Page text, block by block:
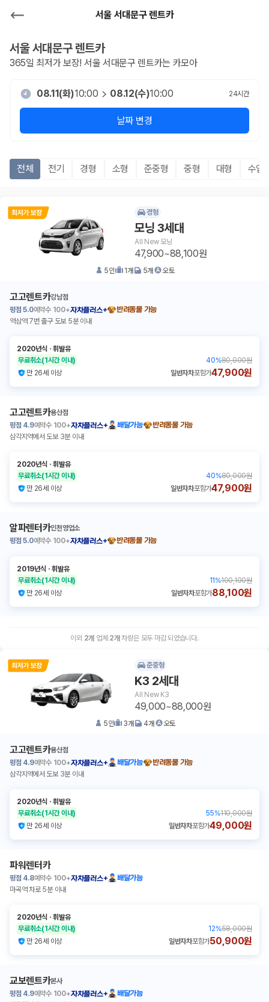
서울 서대문구 렌트카
서울 서대문구렌트카
365일 최저가 보장! 서울 서대문구 렌트카는 카모아
08.11(화)10:00 08.12(수)10:00 24시간
날짜 변경
전체 전기 경형 소형 준중형 중형 대형 수입
경형
모닝 3세대
All New 모닝
47,900~88,100원
5인 1개 5개 오토
고고렌트카강남점
평점 5.0예약수 100+자차플러스+
반려동물 가능
역삼역 7번 출구 도보 5분 이내
2020년식 ㆍ휘발유
무료취소(1시간 이내) 40%80,000원
만 26세 이상
일반자차포함가47,900원
고고렌트카용산점
평점 4.9예약수 100+자차플러스+ 배달가능
반려동물 가능
삼각지역에서 도보 3분 이내
2020년식 ㆍ휘발유
무료취소(1시간 이내) 40%80,000원
만 26세 이상
일반자차포함가47,900원
알파렌터카인천영업소
평점 5.0예약수 100+자차플러스+ 반려동물 가능
2019년식 ㆍ휘발유
무료취소(1시간 이내) 11 %100,100원
만 26세 이상
일반자차포함가88,100원
이외 2개 업체 2개 차량은 모두 마감 되었습니다.
준중형
K3 2세대
All New K3
49,000~88,000원
5인 3개 4개 오토
고고렌트카용산점
평점 4.9예약수 100+자차플러스+ 배달가능
반려동물 가능
삼각지역에서 도보 3분 이내
2020년식 ㆍ휘발유
무료취소(1시간 이내) 55%110,000원
만 26세 이상
일반자차포함가49,000원
파워렌터카
평점 4.8예약수 100+자차플러스+
배달가능
마곡역 차로 5분 이내
2020년식 ㆍ휘발유
무료취소(1시간 이내) 12%58,000원
만 26세 이상
일반자차포함가50,900원
교보렌트카본사
평점 4.9예약수 100+자차플러스+
배달가능